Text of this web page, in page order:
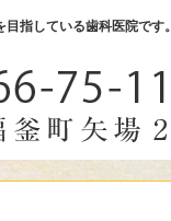
指している歯科医院です。